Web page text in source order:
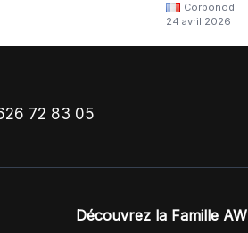
Corbonod
24 avril 2026
72 83 05
Découvrez la Famille AW